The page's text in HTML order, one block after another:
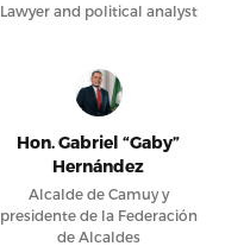
Lawyer and political analyst
Hon. Gabriel “Gaby”
Hernández
Alcalde de Camuy y
presidente de la Federación
de Alcaldes